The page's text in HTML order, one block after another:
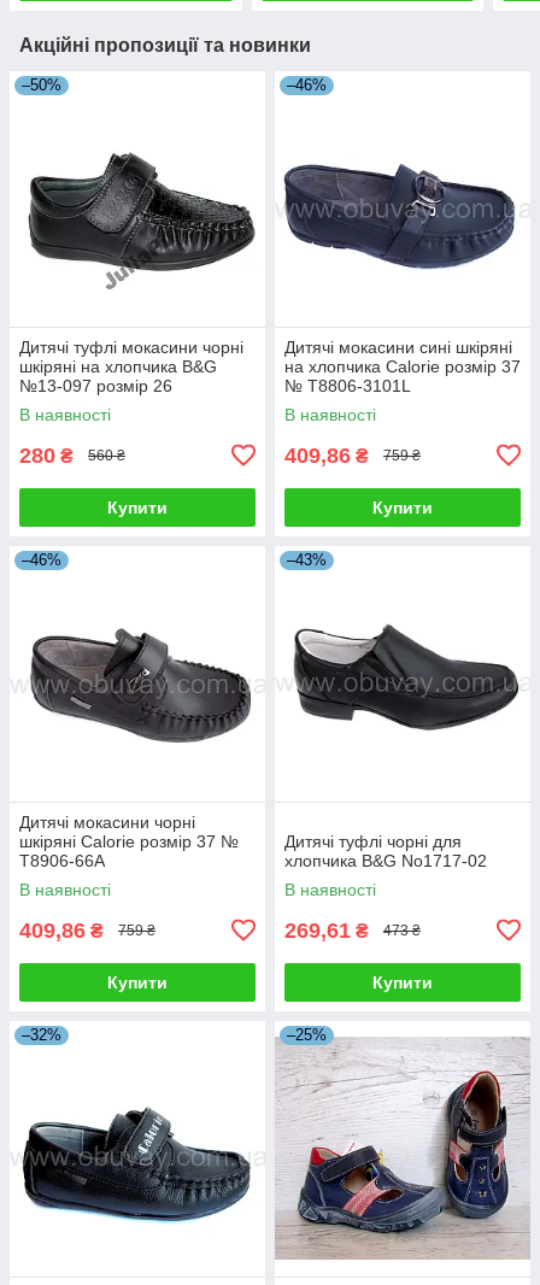
Акційні пропозиції та новинки
–50%
Дитячі туфлі мокасини чорні
шкіряні на хлопчика B&G
№13-097 розмір 26
В наявності
280 ₴ 560 ₴
Купити
–46%
Дитячі мокасини сині шкіряні
на хлопчика Calorie розмір 37
№ T8806-3101L
В наявності
409,86 ₴ 759 ₴
Купити
–46%
Дитячі мокасини чорні
шкіряні Calorie розмір 37 №
T8906-66А
В наявності
409,86 ₴ 759 ₴
Купити
–43%
Дитячі туфлі чорні для
хлопчика B&G No1717-02
В наявності
269,61 ₴ 473 ₴
Купити
–32% –25%